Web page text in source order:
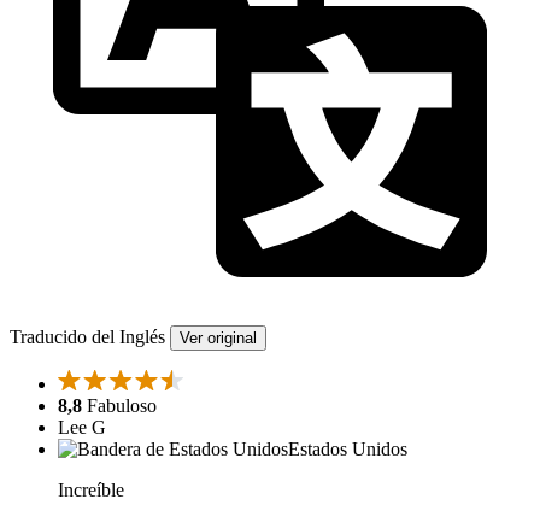
Traducido del Inglés Ver original
8,8 Fabuloso
Lee G
Estados Unidos
Increíble